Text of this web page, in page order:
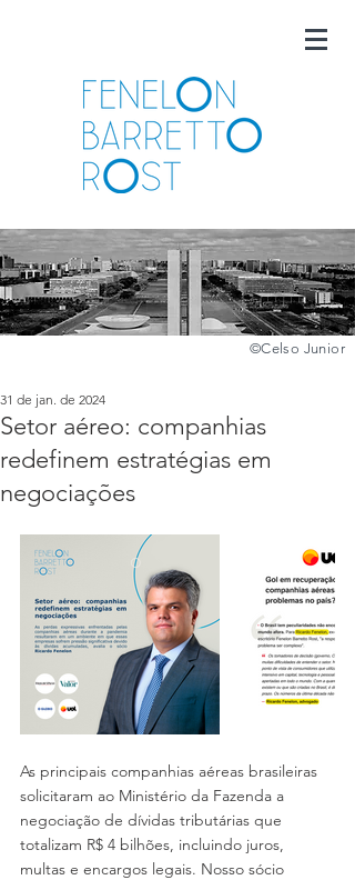
©️Celso Junior
Setor aéreo: companhias
redefinem estratégias em
negociações
31 de jan. de 2024
As principais companhias aéreas brasileiras
solicitaram ao Ministério da Fazenda a
negociação de dívidas tributárias que
totalizam R$ 4 bilhões, incluindo juros,
multas e encargos legais. Nosso sócio